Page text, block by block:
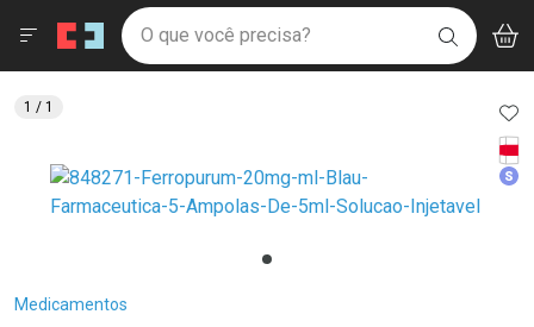
Drogaria São Paulo
Ir direto para a home
pela página
Ir direto para o conteúdo
Ir direto para a busca
Ir direto para a conta
Ir direto para a notificações
Ir direto para o carrinho
Ir direto para o menu
Faça a sua busca
O que você precisa? BUSCAR
Menu
Breadcrumb
Medicamentos
1 / 1